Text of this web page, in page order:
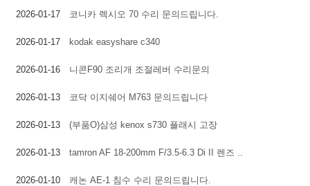
2026-01-17 코니카 렉시오 70 수리 문의드립니다.
2026-01-17 kodak easyshare c340
2026-01-16 니콘F90 조리개 조절레버 수리문의
2026-01-13 코닥 이지쉐어 M763 문의드립니다
2026-01-13 (부품O)삼성 kenox s730 플래시 고장
2026-01-13 tamron AF 18-200mm F/3.5-6.3 Di II 렌즈 ..
2026-01-10 캐논 AE-1 침수 수리 문의드립니다.